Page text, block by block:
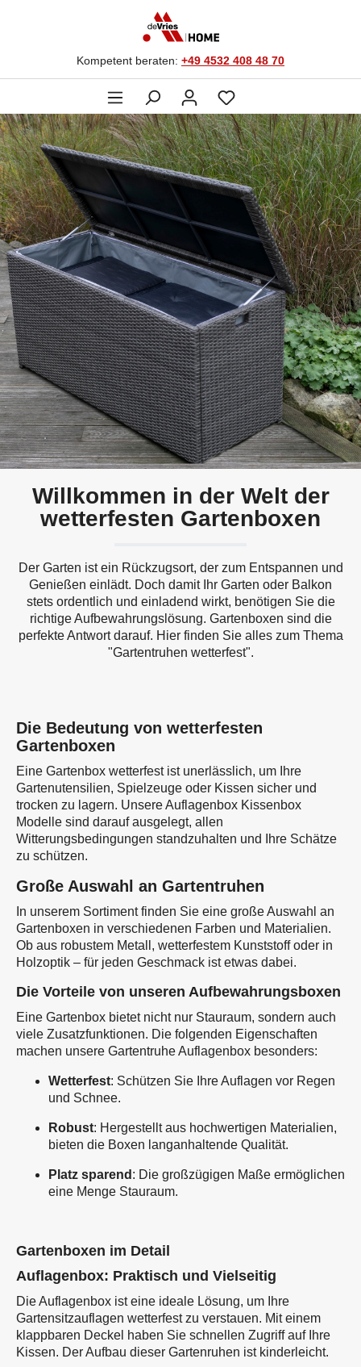
Kompetent beraten: +49 4532 408 48 70
Willkommen in der Welt der
wetterfesten Gartenboxen
Der Garten ist ein Rückzugsort, der zum Entspannen und
Genießen einlädt. Doch damit Ihr Garten oder Balkon
stets ordentlich und einladend wirkt, benötigen Sie die
richtige Aufbewahrungslösung. Gartenboxen sind die
perfekte Antwort darauf. Hier finden Sie alles zum Thema
"Gartentruhen wetterfest".
Die Bedeutung von wetterfesten
Gartenboxen
Eine Gartenbox wetterfest ist unerlässlich, um Ihre
Gartenutensilien, Spielzeuge oder Kissen sicher und
trocken zu lagern. Unsere Auflagenbox Kissenbox
Modelle sind darauf ausgelegt, allen
Witterungsbedingungen standzuhalten und Ihre Schätze
zu schützen.
Große Auswahl an Gartentruhen
In unserem Sortiment finden Sie eine große Auswahl an
Gartenboxen in verschiedenen Farben und Materialien.
Ob aus robustem Metall, wetterfestem Kunststoff oder in
Holzoptik – für jeden Geschmack ist etwas dabei.
Die Vorteile von unseren Aufbewahrungsboxen
Eine Gartenbox bietet nicht nur Stauraum, sondern auch
viele Zusatzfunktionen. Die folgenden Eigenschaften
machen unsere Gartentruhe Auflagenbox besonders:
Wetterfest: Schützen Sie Ihre Auflagen vor Regen
und Schnee.
Robust: Hergestellt aus hochwertigen Materialien,
bieten die Boxen langanhaltende Qualität.
Platz sparend : Die großzügigen Maße ermöglichen
eine Menge Stauraum.
Gartenboxen im Detail
Auflagenbox: Praktisch und Vielseitig
Die Auflagenbox ist eine ideale Lösung, um Ihre
Gartensitzauflagen wetterfest zu verstauen. Mit einem
klappbaren Deckel haben Sie schnellen Zugriff auf Ihre
Kissen. Der Aufbau dieser Gartenruhen ist kinderleicht.